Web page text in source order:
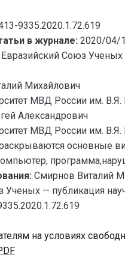
9335.2020.1.72.619
в журнале: 2020/04/
Евразийский Союз
Михайлович
МВД России им. В.Я.
Александрович
МВД России им. В.Я.
раскрываются основные
Смирнов Виталий
— публикация
на условиях